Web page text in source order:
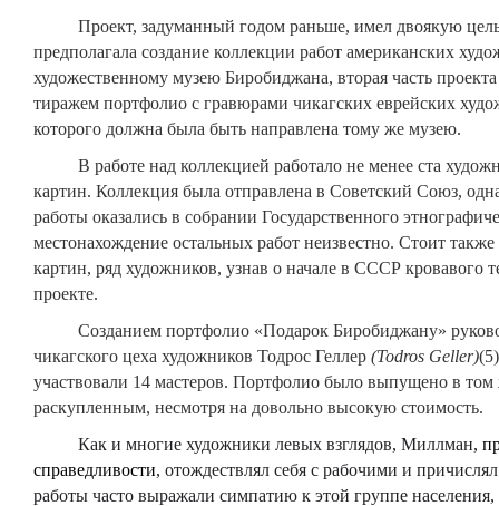
Проект, задуманный годом раньше, имел двоякую цель.
предполагала создание коллекции работ американских
художественному музею Биробиджана, вторая часть
тиражем портфолио с гравюрами чикагских еврейских
которого должна была быть направлена тому же музею.
В работе над коллекцией работало не менее ста
картин. Коллекция была отправлена в Советский Союз,
работы оказались в собрании Государственного
местонахождение остальных работ неизвестно. Стоит
картин, ряд художников, узнав о начале в СCCР кровавого
проекте.
Созданием портфолио «Подарок Биробиджану»
чикагского цеха художников Тодрос Геллер (Todros Geller)
участвовали 14 мастеров. Портфолио было выпущено в том
раскупленным, несмотря на довольно высокую стоимость.
Как и многие художники левых взглядов, Миллман,
справедливости, отождествлял себя с рабочими и
работы часто выражали симпатию к этой группе